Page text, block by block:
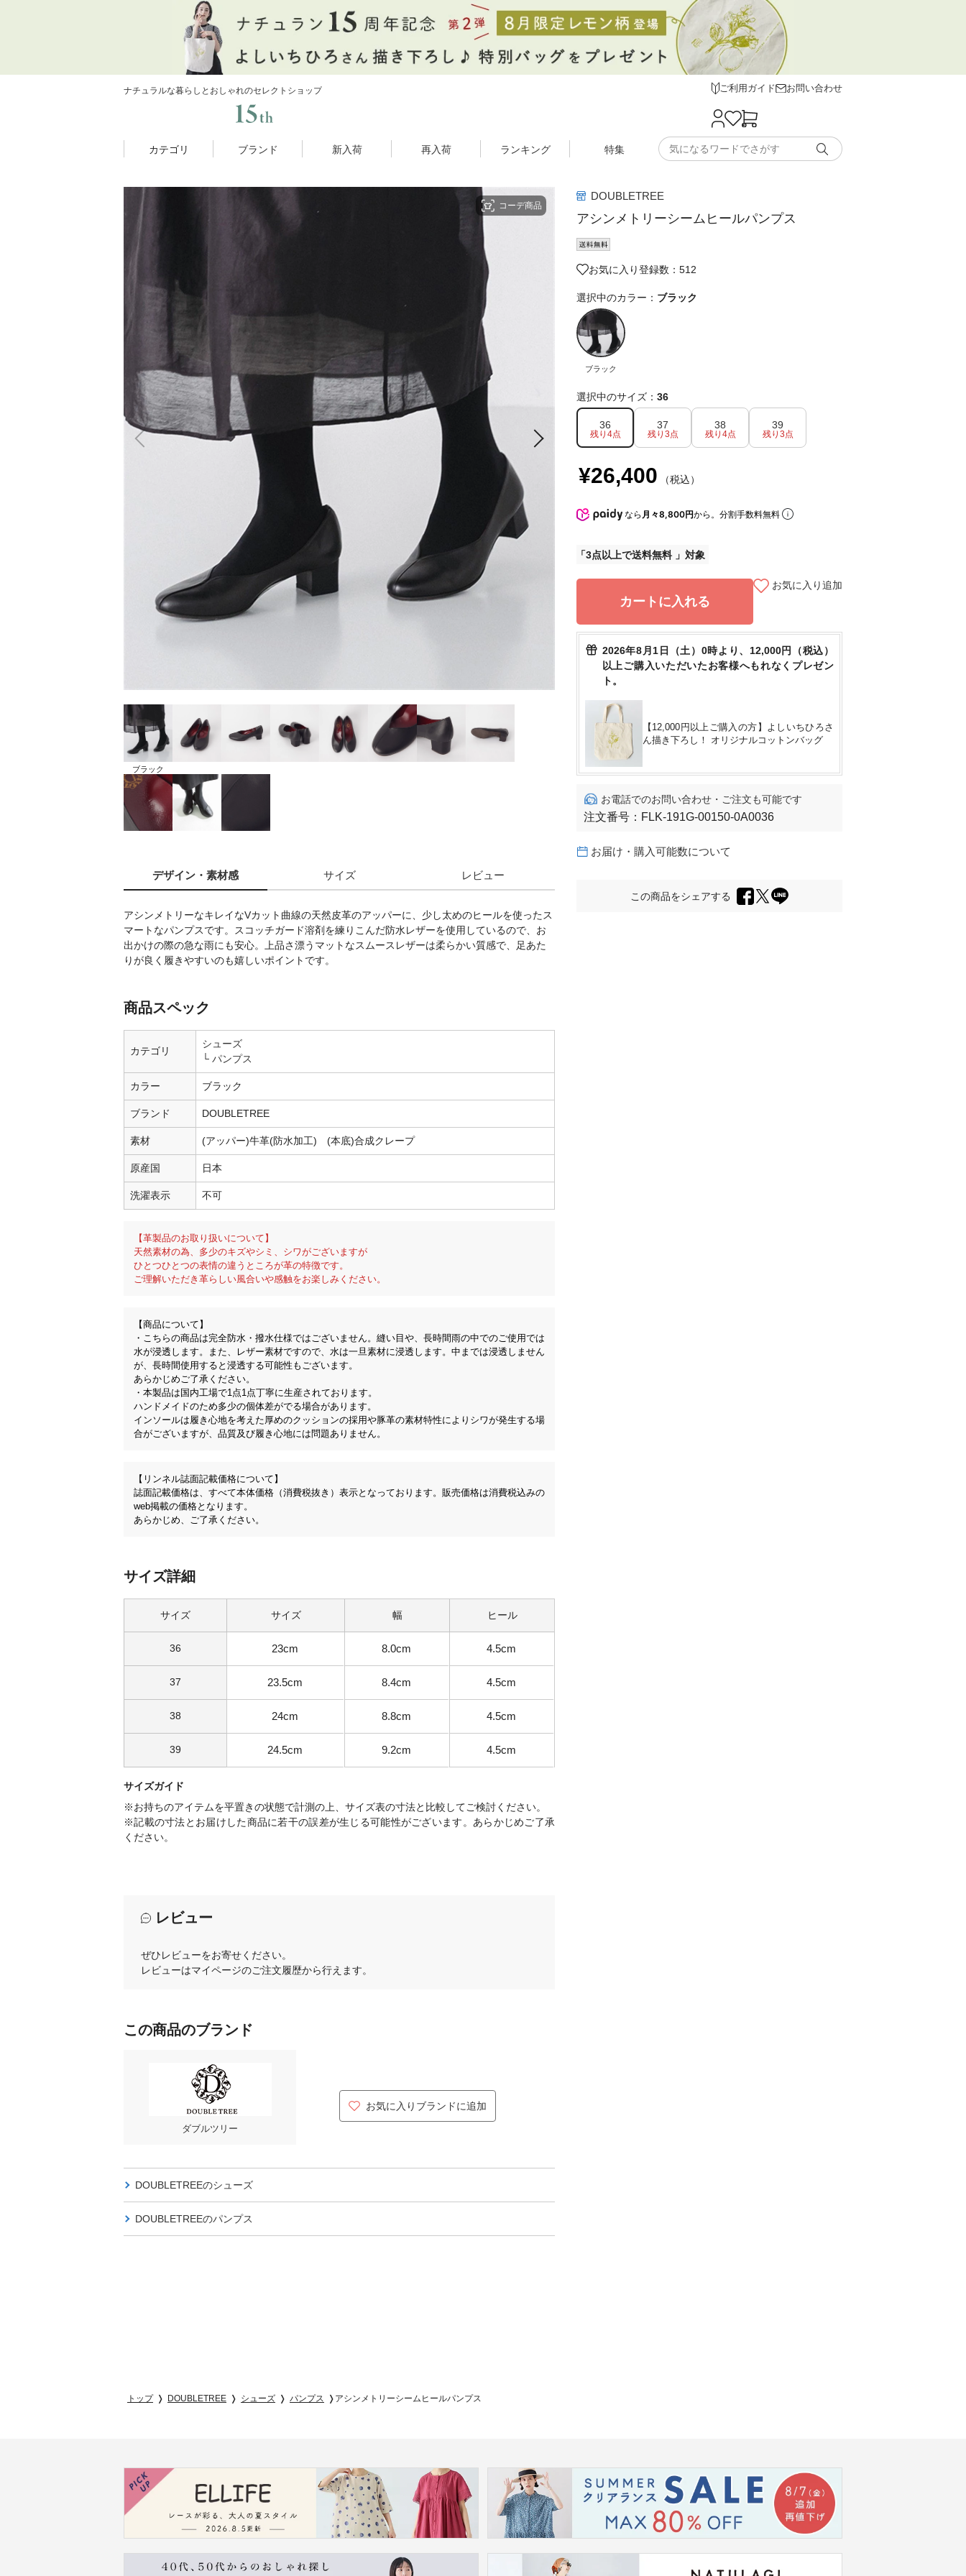
ナチュラルな暮らしとおしゃれのセレクトショップ ご利用ガイド お問い合わせ
カテゴリ ブランド 新入荷 再入荷 ランキング 特集
コーデ商品
ブラック
DOUBLETREE
アシンメトリーシームヒールパンプス
お気に入り登録数：512
選択中のカラー： ブラック
ブラック
選択中のサイズ： 36
36
残り4点
37
残り3点
38
残り4点
39
残り3点
¥26,400 （税込）
なら 月々8,800円から。分割手数料無料
3点以上で送料無料
カートに入れる
お気に入り追加
2026年8月1日（土）0時より、12,000円（税込）
以上ご購入いただいたお客様へもれなくプレゼン
ト。
【12,000円以上ご購入の方】よしいちひろさ
ん描き下ろし！ オリジナルコットンバッグ
お電話でのお問い合わせ・ご注文も可能です
注文番号： FLK-191G-00150-0A0036
お届け・購入可能数について
この商品をシェアする
デザイン ・素材感 サイズ レビュー
アシンメトリーなキレイなVカット曲線の天然皮革のアッパーに、少し太めのヒールを使ったス
マートなパンプスです。スコッチガード溶剤を練りこんだ防水レザーを使用しているので、お
出かけの際の急な雨にも安心。上品さ漂うマットなスムースレザーは柔らかい質感で、足あた
りが良く履きやすいのも嬉しいポイントです。
商品スペック
カテゴリ
シューズ
パンプス
カラー ブラック
ブランド DOUBLETREE
素材 (アッパー)牛革(防水加工) (本底)合成クレープ
原産国 日本
洗濯表示 不可
【革製品のお取り扱いについて】
天然素材の為、多少のキズやシミ、シワがございますが
ひとつひとつの表情の違うところが革の特徴です。
ご理解いただき革らしい風合いや感触をお楽しみください。
【商品について】
・こちらの商品は完全防水・撥水仕様ではございません。縫い目や、長時間雨の中でのご使用では
水が浸透します。また、レザー素材ですので、水は一旦素材に浸透します。中までは浸透しません
が、長時間使用すると浸透する可能性もございます。
あらかじめご了承ください。
・本製品は国内工場で1点1点丁寧に生産されております。
ハンドメイドのため多少の個体差がでる場合があります。
インソールは履き心地を考えた厚めのクッションの採用や豚革の素材特性によりシワが発生する場
合がございますが、品質及び履き心地には問題ありません。
【リンネル誌面記載価格について】
誌面記載価格は、すべて本体価格（消費税抜き）表示となっております。販売価格は消費税込みの
web掲載の価格となります。
あらかじめ、ご了承ください。
サイズ詳細
サイズ サイズ 幅 ヒール
36 23cm 8.0cm 4.5cm
37 23.5cm 8.4cm 4.5cm
38 24cm 8.8cm 4.5cm
39 24.5cm 9.2cm 4.5cm
サイズガイド
※お持ちのアイテムを平置きの状態で計測の上、サイズ表の寸法と比較してご検討ください。
※記載の寸法とお届けした商品に若干の誤差が生じる可能性がございます。あらかじめご了承
ください。
レビュー
ぜひレビューをお寄せください。
レビューはマイページのご注文履歴から行えます。
この商品のブランド
ダブルツリー
お気に入りブランドに追加
DOUBLETREEのシューズ
DOUBLETREEのパンプス
トップ DOUBLETREE シューズ パンプス アシンメトリーシームヒールパンプス